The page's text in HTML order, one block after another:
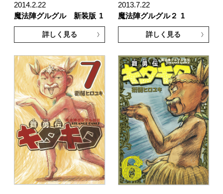
2014.2.22
魔法陣グルグル 新装版 1
詳しく見る
2013.7.22
魔法陣グルグル２
1
詳しく見る